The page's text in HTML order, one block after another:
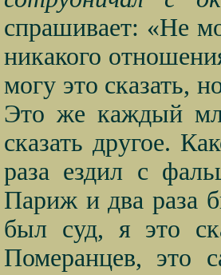
спрашивает: «Не
никакого
могу это сказать,
Это же каждый
сказать другое.
раза ездил с
Париж и два раза
был суд, я это
Померанцев, это